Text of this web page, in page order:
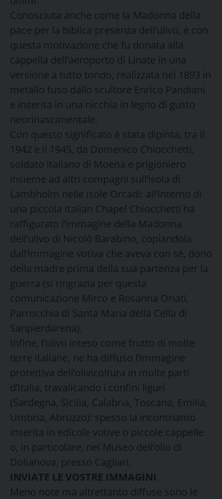
Conosciuta anche come la Madonna della
pace per la biblica presenza dell’ulivo, è con
questa motivazione che fu donata alla
cappella dell’aeroporto di Linate in una
versione a tutto tondo, realizzata nel 1893 in
metallo fuso dallo scultore Enrico Pandiani
e inserita in una nicchia in legno di gusto
neorinascimentale.
Con questo significato è stata dipinta, tra il
1942 e il 1945, da Domenico Chiocchetti,
soldato italiano di Moena e prigioniero
insieme ad altri compagni sull’isola di
Lambholm nelle isole Orcadi: all’interno di
una piccola Italian Chapel Chiocchetti ha
raffigurato l’immagine della Madonna
dell’ulivo di Nicolò Barabino, copiandola
dall’immagine votiva che aveva con sé, dono
della madre prima della sua partenza per la
guerra (si ringrazia per questa
comunicazione Mirco e Rosanna Oriati,
Parrocchia di Santa Maria della Cella di
Sanpierdarena).
Infine, l’olivo inteso come frutto di molte
terre italiane, ne ha diffuso l’immagine
protettiva dell’olivicoltura in molte parti
d’Italia, travalicando i confini liguri
(Sardegna, Sicilia, Calabria, Toscana, Emilia,
Umbria, Abruzzo): spesso la incontriamo
inserita in edicole votive o piccole cappelle
o, in particolare, nel Museo dell’olio di
Dolianova, presso Cagliari.
INVIATE LE VOSTRE IMMAGINI
Meno note ma altrettanto diffuse sono le